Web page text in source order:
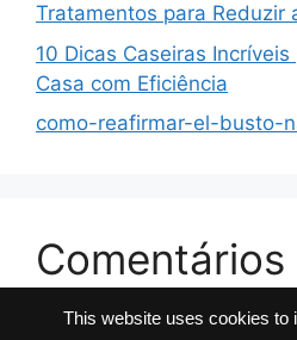
This website uses cookies to
Tratamentos para Reduzir
10 Dicas Caseiras
Casa com Eficiência
como-reafirmar-el-busto-
Comentários
No comments to show.